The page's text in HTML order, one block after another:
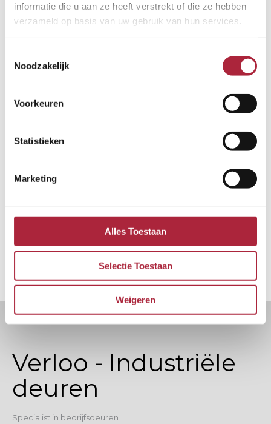
informatie die u aan ze heeft verstrekt of die ze hebben
verzameld op basis van uw gebruik van hun services.
Noodzakelijk
Voorkeuren
Statistieken
Marketing
Alles Toestaan
Selectie Toestaan
Weigeren
Verloo - Industriële
deuren
Specialist in bedrijfsdeuren